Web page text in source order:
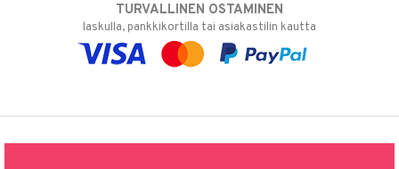
TURVALLINEN OSTAMINEN
laskulla, pankkikortilla tai asiakastilin kautta